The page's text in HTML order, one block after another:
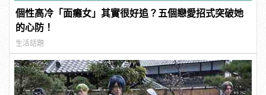
個性高冷「面癱女」其實很好追？五個戀愛招式突破她
的心防！
生活話題